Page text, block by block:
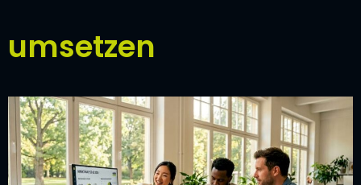
umsetzen